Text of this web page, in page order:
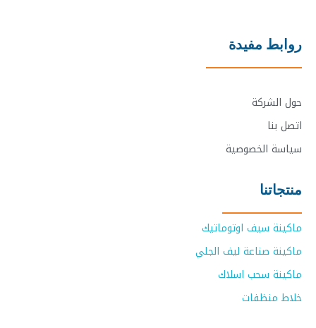
روابط مفيدة
حول الشركة
اتصل بنا
سياسة الخصوصية
منتجاتنا
ماكينة سيف اوتوماتيك
ماكينة صناعة ليف الجلي
ماكينة سحب اسلاك
خلاط منظفات